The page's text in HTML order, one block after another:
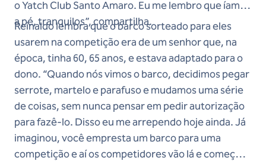
o Yatch Club Santo Amaro. Eu me lembro que íamos
a pé, tranquilos”, compartilha.
Reinaldo lembra que o barco sorteado para eles
usarem na competição era de um senhor que, na
época, tinha 60, 65 anos, e estava adaptado para o
dono. “Quando nós vimos o barco, decidimos pegar
serrote, martelo e parafuso e mudamos uma série
de coisas, sem nunca pensar em pedir autorização
para fazê-lo. Disso eu me arrependo hoje ainda. Já
imaginou, você empresta um barco para uma
competição e aí os competidores vão lá e começam